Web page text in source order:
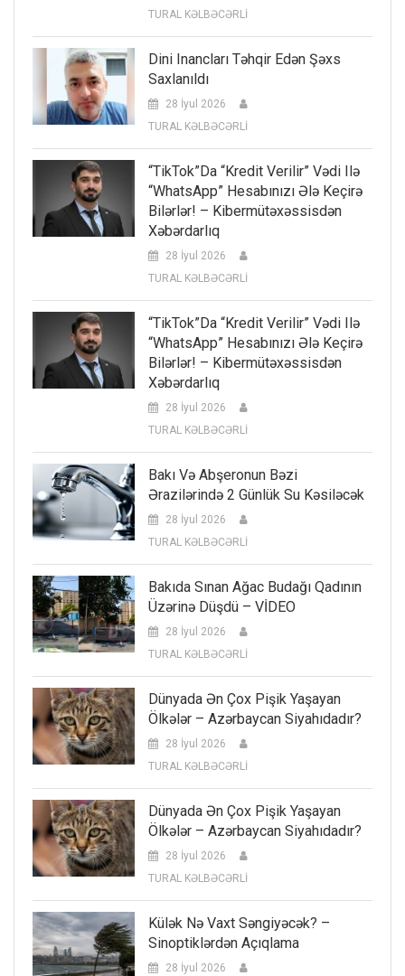
TURAL KƏLBƏCƏRLİ
Dini Inancları Təhqir Edən Şəxs
Saxlanıldı
28 İyul 2026
TURAL KƏLBƏCƏRLİ
“TikTok”da “kredit Verilir” Vədi Ilə
“WhatsApp” Hesabınızı Ələ Keçirə
Bilərlər! – Kibermütəxəssisdən
Xəbərdarlıq
28 İyul 2026
TURAL KƏLBƏCƏRLİ
“TikTok”da “kredit Verilir” Vədi Ilə
“WhatsApp” Hesabınızı Ələ Keçirə
Bilərlər! – Kibermütəxəssisdən
Xəbərdarlıq
28 İyul 2026
TURAL KƏLBƏCƏRLİ
Bakı Və Abşeronun Bəzi
Ərazilərində 2 Günlük Su Kəsiləcək
28 İyul 2026
TURAL KƏLBƏCƏRLİ
Bakıda Sınan Ağac Budağı Qadının
Üzərinə Düşdü – VİDEO
28 İyul 2026
TURAL KƏLBƏCƏRLİ
Dünyada Ən Çox Pişik Yaşayan
Ölkələr – Azərbaycan Siyahıdadır?
28 İyul 2026
TURAL KƏLBƏCƏRLİ
Dünyada Ən Çox Pişik Yaşayan
Ölkələr – Azərbaycan Siyahıdadır?
28 İyul 2026
TURAL KƏLBƏCƏRLİ
Külək Nə Vaxt Səngiyəcək? –
Sinoptiklərdən Açıqlama
28 İyul 2026